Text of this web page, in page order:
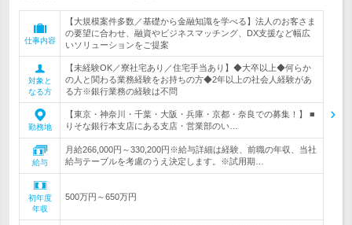
仕事内容
【大規模案件多数／基礎から金融知識を学べる】法人のお客さま
の要望に合わせ、融資やビジネスマッチング、DX支援など幅広
いソリューションをご提案
対象と
なる方
【未経験OK／寮社宅あり／住宅手当あり】◆大卒以上◆何らか
の人と関わる業務経験をお持ちの方◆2年以上の社会人経験があ
る方※銀行業務の経験は不問
勤務地
【東京・神奈川・千葉・大阪・兵庫・京都・奈良での募集！】 ■
りそな銀行本支店にある支店・営業部のい…
給与
月給266,000円～330,200円※給与詳細は経験、前職の年収、当社
給与テーブルを考慮のうえ決定します。※試用期…
初年度
年収
500万円～650万円